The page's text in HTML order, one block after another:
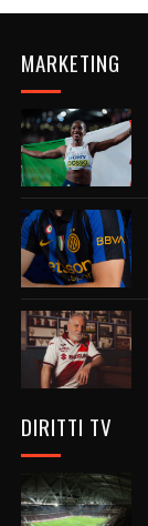
MARKETING
DIRITTI TV